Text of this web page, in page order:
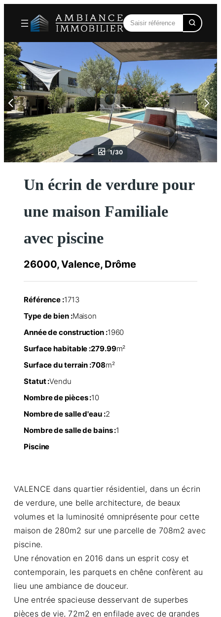
contenu
1/30
Un écrin de verdure pour
une maison Familiale
avec piscine
26000, Valence, Drôme
Référence :1713
Type de bien :Maison
Année de construction :1960
Surface habitable :279.99m²
Surface du terrain :708m²
Statut :Vendu
Nombre de pièces :10
Nombre de salle d'eau :2
Nombre de salle de bains :1
Piscine
VALENCE dans quartier résidentiel, dans un écrin
de verdure, une belle architecture, de beaux
volumes et la luminosité omniprésente pour cette
maison de 280m2 sur une parcelle de 708m2 avec
piscine.
Une rénovation en 2016 dans un esprit cosy et
contemporain, les parquets en chêne confèrent au
lieu une ambiance de douceur.
Une entrée spacieuse desservant de superbes
pièces de vie, 72m2 en enfilade avec de grandes